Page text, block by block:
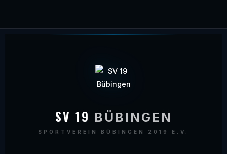
SV 19 BÜBINGEN
SPORTVEREIN BÜBINGEN 2019 E.V.